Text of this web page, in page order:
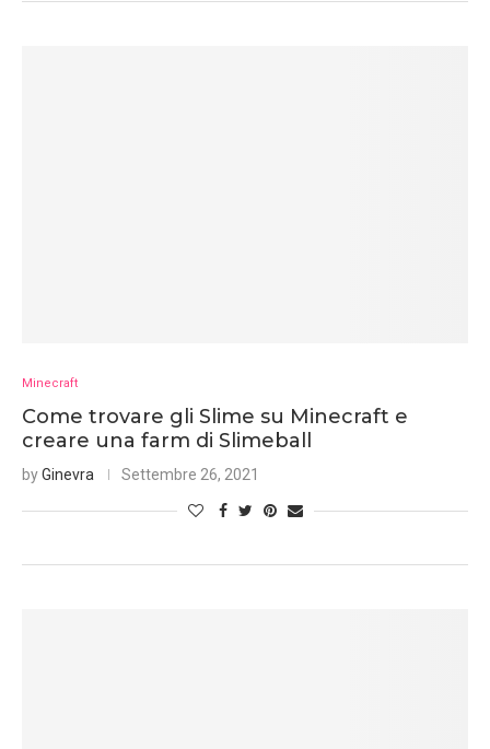
Minecraft
Come trovare gli Slime su Minecraft e
creare una farm di Slimeball
byGinevra Settembre 26, 2021